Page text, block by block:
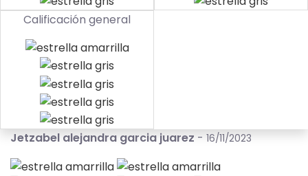
Calificación general
Jetzabel alejandra garcia juarez - 16/11/2023